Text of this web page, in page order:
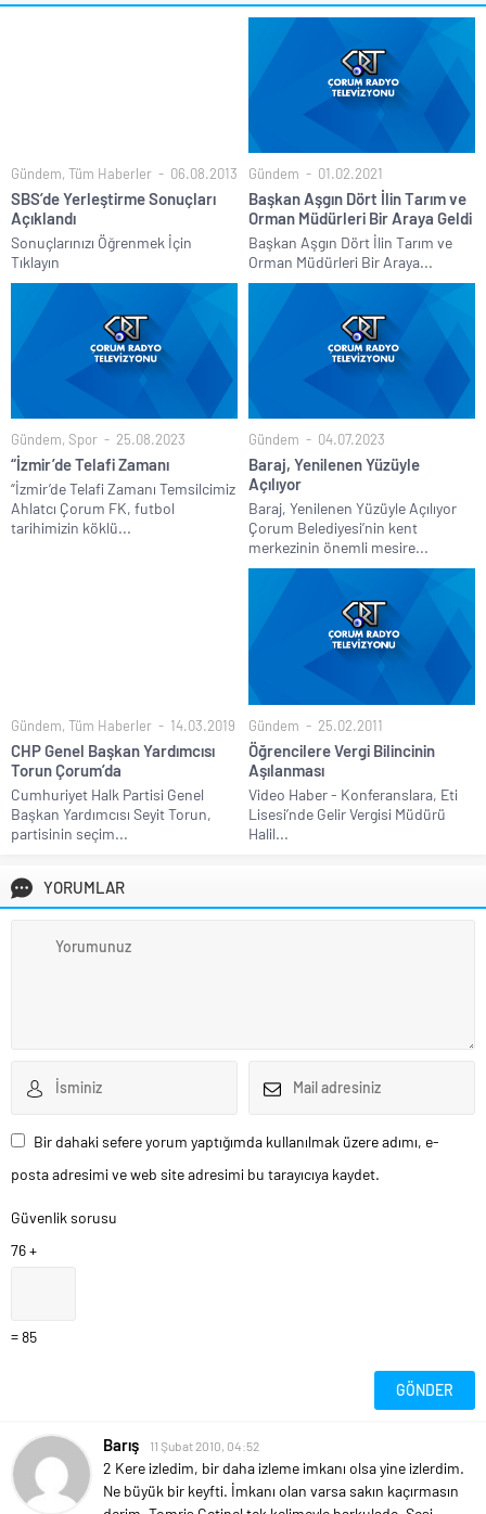
Gündem, Tüm Haberler 06.08.2013
SBS’de Yerleştirme Sonuçları
Açıklandı
Sonuçlarınızı Öğrenmek İçin
Tıklayın
Gündem 01.02.2021
Başkan Aşgın Dört İlin Tarım ve
Orman Müdürleri Bir Araya Geldi
Başkan Aşgın Dört İlin Tarım ve
Orman Müdürleri Bir Araya...
Gündem, Spor 25.08.2023
“İzmir’de Telafi Zamanı
“İzmir’de Telafi Zamanı Temsilcimiz
Ahlatcı Çorum FK, futbol
tarihimizin köklü...
Gündem 04.07.2023
Baraj, Yenilenen Yüzüyle
Açılıyor
Baraj, Yenilenen Yüzüyle Açılıyor
Çorum Belediyesi’nin kent
merkezinin önemli mesire...
Gündem, Tüm Haberler 14.03.2019
CHP Genel Başkan Yardımcısı
Torun Çorum’da
Cumhuriyet Halk Partisi Genel
Başkan Yardımcısı Seyit Torun,
partisinin seçim...
Gündem 25.02.2011
Öğrencilere Vergi Bilincinin
Aşılanması
Video Haber - Konferanslara, Eti
Lisesi’nde Gelir Vergisi Müdürü
Halil...
YORUMLAR
Bir dahaki sefere yorum yaptığımda kullanılmak üzere adımı, e-
posta adresimi ve web site adresimi bu tarayıcıya kaydet.
Güvenlik sorusu
76 +
= 85
Barış 11 Şubat 2010, 04:52
2 Kere izledim, bir daha izleme imkanı olsa yine izlerdim.
Ne büyük bir keyfti. İmkanı olan varsa sakın kaçırmasın